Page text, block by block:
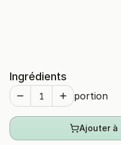
Ingrédients
portion
Ajouter à